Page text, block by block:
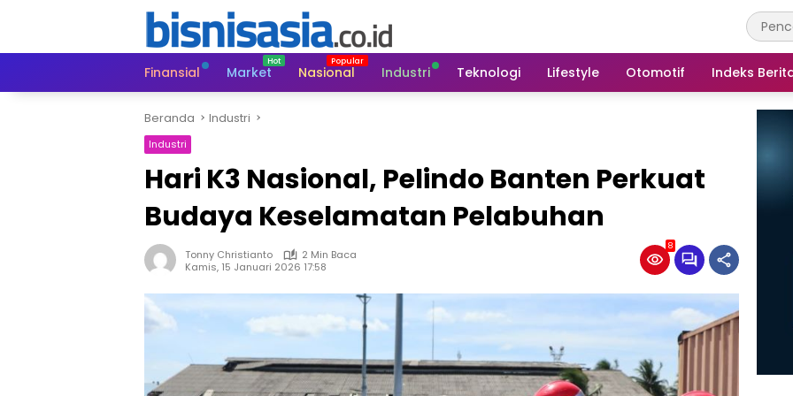
Finansial
Market Nasional Industri Teknologi Lifestyle Otomotif Indeks
Beranda Industri
Industri
Hari K3 Nasional, Pelindo Banten Perkuat
Budaya Keselamatan Pelabuhan
Tonny Christianto
2 Min Baca
Kamis, 15 Januari 2026 17:58
8